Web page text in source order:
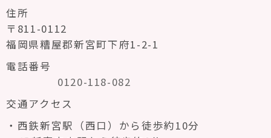
住所
〒811-0112
福岡県糟屋郡新宮町下府1-2-1
電話番号
0120-118-082
交通アクセス
西鉄新宮駅（西口）から徒歩約10分